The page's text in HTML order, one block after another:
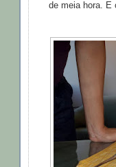
de meia hora. E